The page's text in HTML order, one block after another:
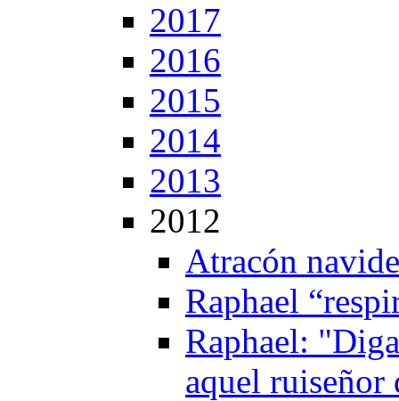
2017
2016
2015
2014
2013
2012
Atracón
Raphael
Raphael:
aquel ruiseñor